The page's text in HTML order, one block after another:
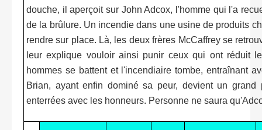
douche, il aperçoit sur John Adcox, l'homme qui l'a
de la brûlure. Un incendie dans une usine de produits
rendre sur place. Là, les deux frères McCaffrey se
leur explique vouloir ainsi punir ceux qui ont réduit
hommes se battent et l'incendiaire tombe, entraînant
Brian, ayant enfin dominé sa peur, devient un grand
enterrées avec les honneurs. Personne ne saura